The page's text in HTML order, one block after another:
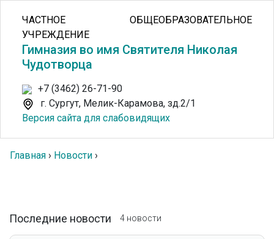
ЧАСТНОЕ ОБЩЕОБРАЗОВАТЕЛЬНОЕ
УЧРЕЖДЕНИЕ
Гимназия во имя Святителя Николая
Чудотворца
+7 (3462) 26-71-90
г. Сургут, Мелик-Карамова, зд.2/1
Версия сайта для слабовидящих
Главная › Новости ›
Последние новости 4 новости